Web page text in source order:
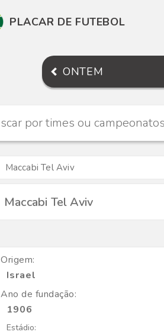
PLACAR DE FUTEBOL
ONTEM
Maccabi Tel Aviv
Maccabi Tel Aviv
Origem:
Israel
Ano de fundação:
1906
Estádio: